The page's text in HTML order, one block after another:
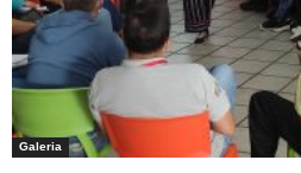
Galeria